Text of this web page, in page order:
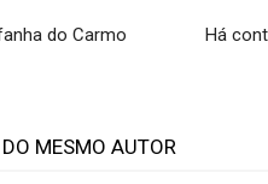
do Carmo
Há
DO MESMO AUTOR